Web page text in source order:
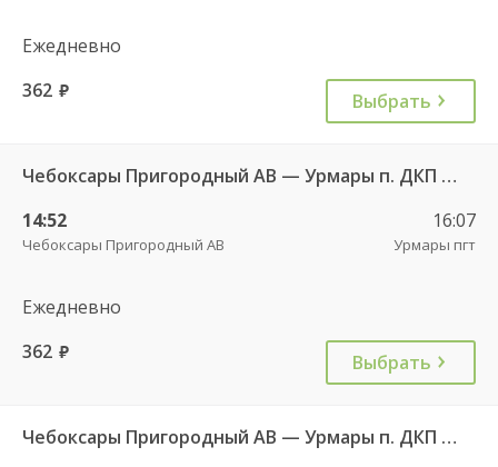
Ежедневно
362 руб. Выбрать
Чебоксары Пригородный АВ — Урмары п. ДКП 513
14:52
Чебоксары Пригородный АВ
16:07
Урмары пгт
Ежедневно
362 руб. Выбрать
Чебоксары Пригородный АВ — Урмары п. ДКП 513